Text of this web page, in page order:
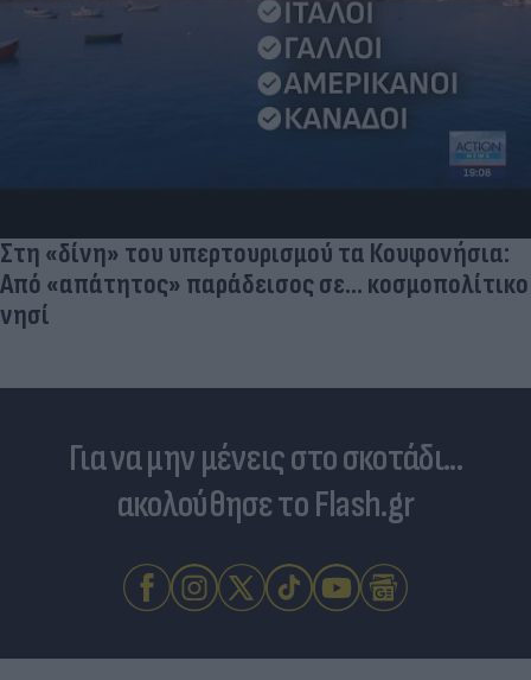
Στη «δίνη» του υπερτουρισμού τα Κουφονήσια:
Από «απάτητος» παράδεισος σε... κοσμοπολίτικο
νησί
Για να μην μένεις στο σκοτάδι...
ακολούθησε το Flash.gr